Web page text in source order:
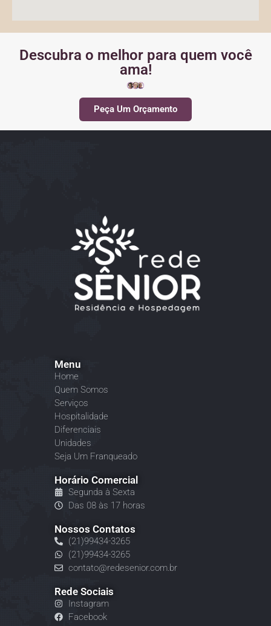
Descubra o melhor para quem você
ama!
Peça Um Orçamento
Menu
Home
Quem Somos
Serviços
Hospitalidade
Diferenciais
Unidades
Seja Um Franqueado
Horário Comercial
Segunda à Sexta
Das 08 às 17 horas
Nossos Contatos
(21)99434-3265
(21)99434-3265
contato@redesenior.com.br
Rede Sociais
Instagram
Facebook